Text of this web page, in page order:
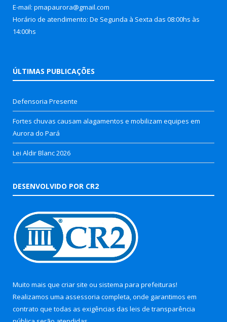
E-mail: pmapaurora@gmail.com
Horário de atendimento: De Segunda à Sexta das 08:00hs às
14:00hs
ÚLTIMAS PUBLICAÇÕES
Defensoria Presente
Fortes chuvas causam alagamentos e mobilizam equipes em
Aurora do Pará
Lei Aldir Blanc 2026
DESENVOLVIDO POR CR2
Muito mais que criar site ou sistema para prefeituras!
Realizamos uma assessoria completa, onde garantimos em
contrato que todas as exigências das leis de transparência